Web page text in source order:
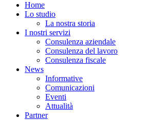
Home
Lo studio
La nostra storia
I nostri servizi
Consulenza aziendale
Consulenza del lavoro
Consulenza fiscale
News
Informative
Comunicazioni
Eventi
Attualità
Partner